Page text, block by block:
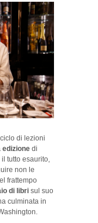
di lezioni
edizione di
tutto esaurito,
non le
frattempo
di libri sul suo
culminata in